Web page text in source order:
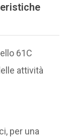
61C
attività
per una